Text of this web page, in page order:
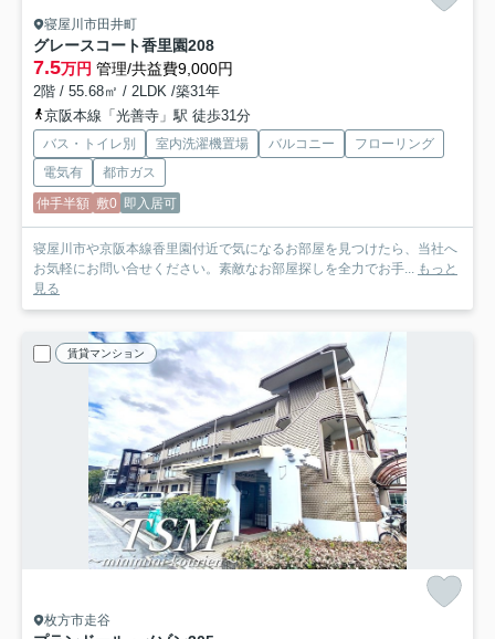
寝屋川市田井町
グレースコート香里園208
7.5万円 管理/共益費9,000円
2階 / 55.68㎡ / 2LDK /築31年
京阪本線「光善寺」駅 徒歩31分
バス・トイレ別 室内洗濯機置場 バルコニー
フローリング
電気有
都市ガス
仲手半額 敷0 即入居可
寝屋川市や京阪本線香里園付近で気になるお部屋を見つけたら、当社へ
お気軽にお問い合せください。素敵なお部屋探しを全力でお手...
もっと
見る
賃貸マンション
枚方市走谷